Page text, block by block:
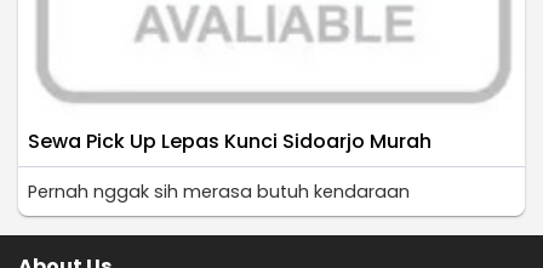
Sewa Pick Up Lepas Kunci Sidoarjo Murah
Pernah nggak sih merasa butuh kendaraan